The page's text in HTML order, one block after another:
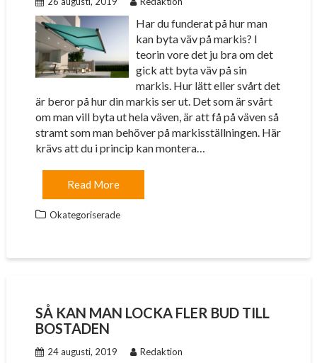
Har du funderat på hur man
kan byta väv på markis? I
teorin vore det ju bra om det
gick att byta väv på sin
markis. Hur lätt eller svårt det
är beror på hur din markis ser ut. Det som är svårt
om man vill byta ut hela väven, är att få på väven så
stramt som man behöver på markisställningen. Här
krävs att du i princip kan montera…
Read More
Okategoriserade
SÅ KAN MAN LOCKA FLER BUD TILL
BOSTADEN
24 augusti, 2019 Redaktion